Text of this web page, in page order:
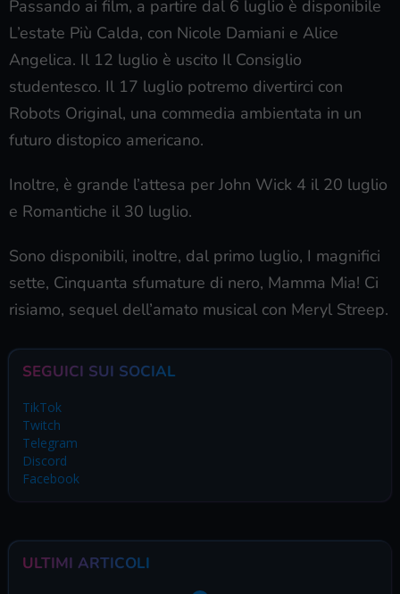
Passando ai film, a partire dal 6 luglio è disponibile
L’estate Più Calda, con Nicole Damiani e Alice
Angelica. Il 12 luglio è uscito Il Consiglio
studentesco. Il 17 luglio potremo divertirci con
Robots Original, una commedia ambientata in un
futuro distopico americano.
Inoltre, è grande l’attesa per John Wick 4 il 20 luglio
e Romantiche il 30 luglio.
Sono disponibili, inoltre, dal primo luglio, I magnifici
sette, Cinquanta sfumature di nero, Mamma Mia! Ci
risiamo, sequel dell’amato musical con Meryl Streep.
SEGUICI SUI SOCIAL
TikTok
Twitch
Telegram
Discord
Facebook
ULTIMI ARTICOLI